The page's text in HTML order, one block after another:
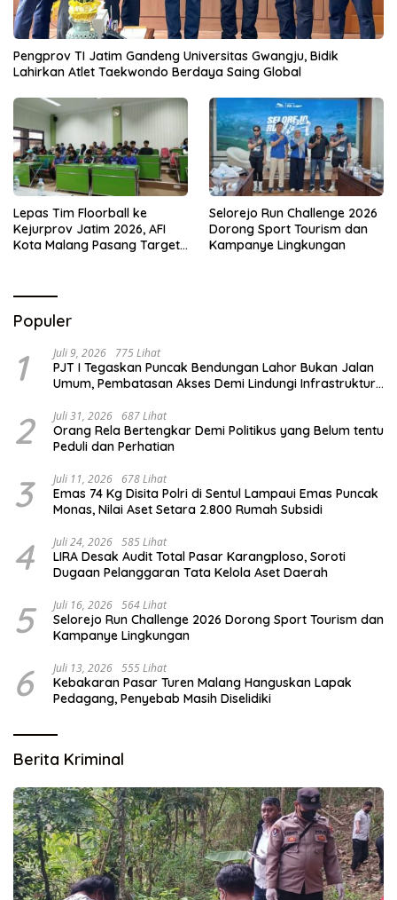
Pengprov TI Jatim Gandeng Universitas Gwangju, Bidik
Lahirkan Atlet Taekwondo Berdaya Saing Global
Lepas Tim Floorball ke
Kejurprov Jatim 2026, AFI
Kota Malang Pasang Target
Selorejo Run Challenge 2026
Dorong Sport Tourism dan
Kampanye Lingkungan
Populer
1 Juli 9, 2026 775 Lihat
PJT I Tegaskan Puncak Bendungan Lahor Bukan Jalan
Umum, Pembatasan Akses Demi Lindungi Infrastruktur
2 Juli 31, 2026 687 Lihat
Orang Rela Bertengkar Demi Politikus yang Belum tentu
Peduli dan Perhatian
3 Juli 11, 2026 678 Lihat
Emas 74 Kg Disita Polri di Sentul Lampaui Emas Puncak
Monas, Nilai Aset Setara 2.800 Rumah Subsidi
4 Juli 24, 2026 585 Lihat
LIRA Desak Audit Total Pasar Karangploso, Soroti
Dugaan Pelanggaran Tata Kelola Aset Daerah
5 Juli 16, 2026 564 Lihat
Selorejo Run Challenge 2026 Dorong Sport Tourism dan
Kampanye Lingkungan
6 Juli 13, 2026 555 Lihat
Kebakaran Pasar Turen Malang Hanguskan Lapak
Pedagang, Penyebab Masih Diselidiki
Berita Kriminal